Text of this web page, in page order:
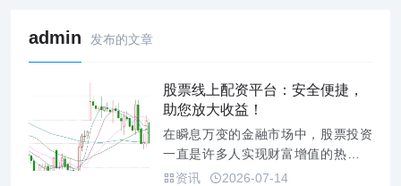
admin 发布的文章
股票线上配资平台：安全便捷，
助您放大收益！
在瞬息万变的金融市场中，股票投资
一直是许多人实现财富增值的热门选
择。然而，对于资金有限的投资者来
资讯 2026-07-14